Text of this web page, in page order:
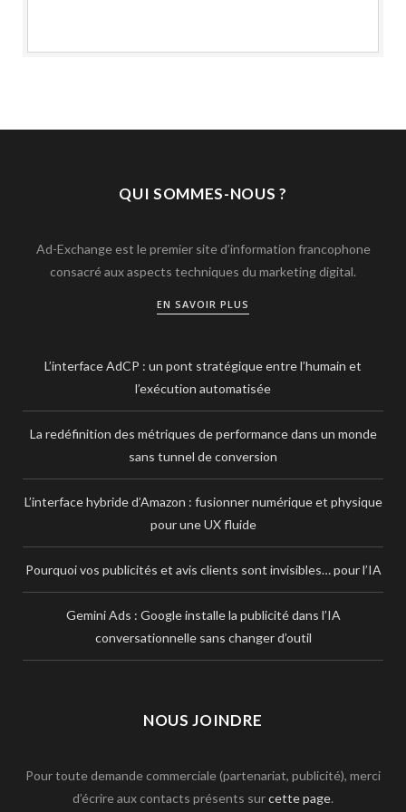
QUI SOMMES-NOUS ?
Ad-Exchange est le premier site d’information francophone
consacré aux aspects techniques du marketing digital.
EN SAVOIR PLUS
L’interface AdCP : un pont stratégique entre l’humain et
l’exécution automatisée
La redéfinition des métriques de performance dans un monde
sans tunnel de conversion
L’interface hybride d’Amazon : fusionner numérique et physique
pour une UX fluide
Pourquoi vos publicités et avis clients sont invisibles… pour l’IA
Gemini Ads : Google installe la publicité dans l’IA
conversationnelle sans changer d’outil
NOUS JOINDRE
Pour toute demande commerciale (partenariat, publicité), merci
d’écrire aux contacts présents surcette page.